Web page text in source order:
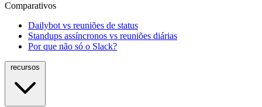
Comparativos
Dailybot vs reuniões de status
Standups assíncronos vs reuniões diárias
Por que não só o Slack?